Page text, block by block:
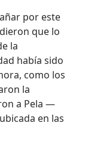
por este
que lo
la
había sido
como los
la
a Pela —
en las